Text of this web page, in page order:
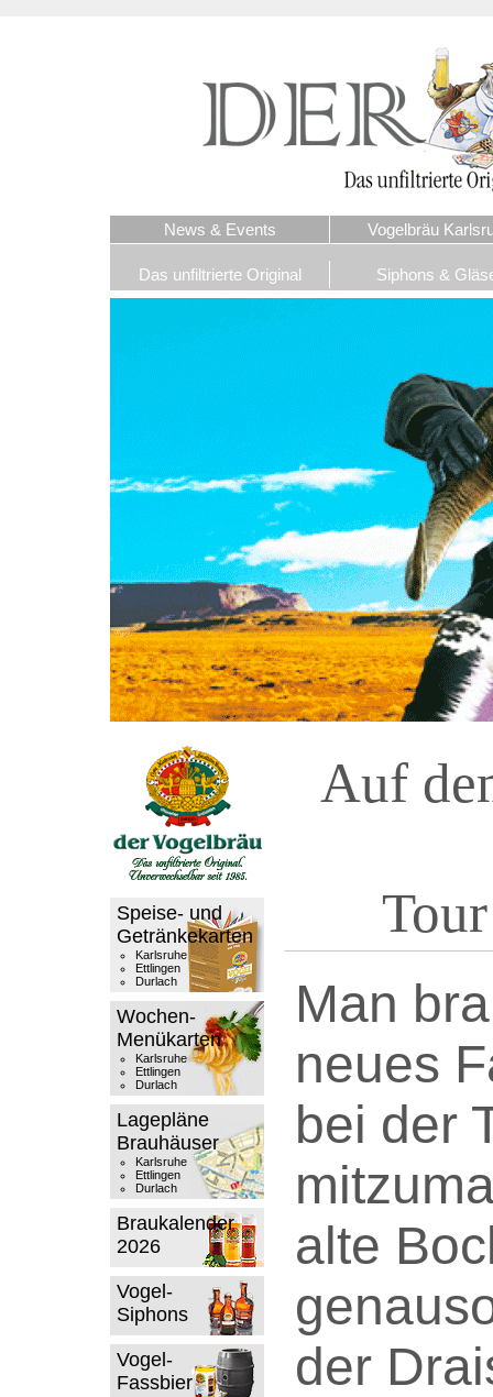
News & Events Vogelbräu
Das unfiltrierte Original Siphons &
Speise- und
Getränkekarten
Karlsruhe
Ettlingen
Durlach
Wochen-
Menükarten
Karlsruhe
Ettlingen
Durlach
Lagepläne
Brauhäuser
Karlsruhe
Ettlingen
Durlach
Braukalender
2026
Vogel-
Siphons
Vogel-
Fassbier
Auf
Man
neues
bei der
alte
der